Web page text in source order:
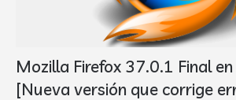
Mozilla Firefox 37.0.1 Final
[Nueva versión que corrige